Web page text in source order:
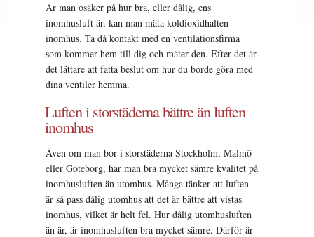
Är man osäker på hur bra, eller dålig, ens
inomhusluft är, kan man mäta koldioxidhalten
inomhus. Ta då kontakt med en ventilationsfirma
som kommer hem till dig och mäter den. Efter det är
det lättare att fatta beslut om hur du borde göra med
dina ventiler hemma.
Luften i storstäderna bättre än luften
inomhus
Även om man bor i storstäderna Stockholm, Malmö
eller Göteborg, har man bra mycket sämre kvalitet på
inomhusluften än utomhus. Många tänker att luften
är så pass dålig utomhus att det är bättre att vistas
inomhus, vilket är helt fel. Hur dålig utomhusluften
än är, är inomhusluften bra mycket sämre. Därför är